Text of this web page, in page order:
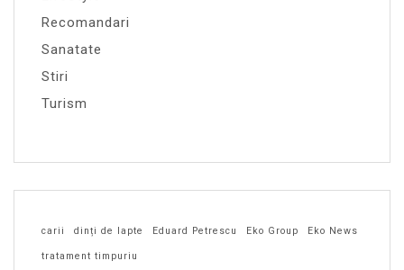
Recomandari
Sanatate
Stiri
Turism
carii dinți de lapte Eduard Petrescu Eko Group Eko News
tratament timpuriu